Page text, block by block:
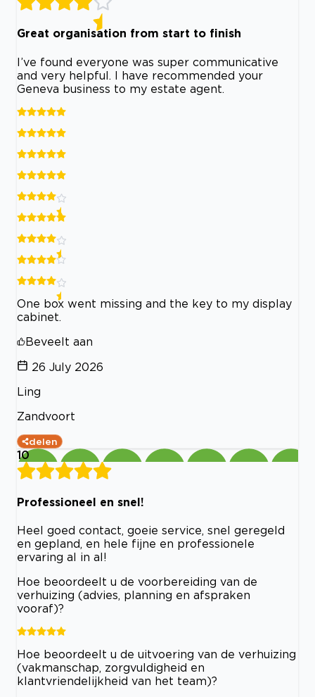
Great organisation from start to finish
I’ve found everyone was super communicative
and very helpful. I have recommended your
Geneva business to my estate agent.
One box went missing and the key to my display
cabinet.
Beveelt aan
26 July 2026
Ling
Zandvoort
delen
10
Professioneel en snel!
Heel goed contact, goeie service, snel geregeld
en gepland, en hele fijne en professionele
ervaring al in al!
Hoe beoordeelt u de voorbereiding van de
verhuizing (advies, planning en afspraken
vooraf)?
Hoe beoordeelt u de uitvoering van de verhuizing
(vakmanschap, zorgvuldigheid en
klantvriendelijkheid van het team)?